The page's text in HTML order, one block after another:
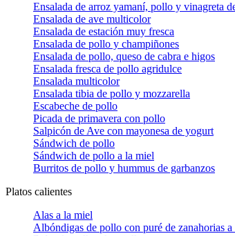
Ensalada de arroz yamaní, pollo y vinagreta
Ensalada de ave multicolor
Ensalada de estación muy fresca
Ensalada de pollo y champiñones
Ensalada de pollo, queso de cabra e higos
Ensalada fresca de pollo agridulce
Ensalada multicolor
Ensalada tibia de pollo y mozzarella
Escabeche de pollo
Picada de primavera con pollo
Salpicón de Ave con mayonesa de yogurt
Sándwich de pollo
Sándwich de pollo a la miel
Burritos de pollo y hummus de garbanzos
Platos calientes
Alas a la miel
Albóndigas de pollo con puré de zanahorias a